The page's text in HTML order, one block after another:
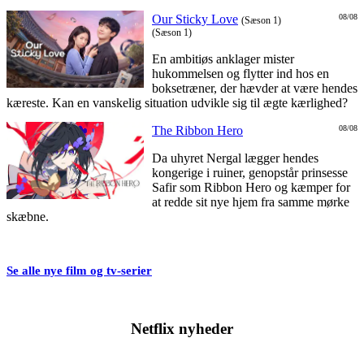
08/08
Our Sticky Love (Sæson 1)
(Sæson 1)
En ambitiøs anklager mister
hukommelsen og flytter ind hos en
boksetræner, der hævder at være hendes
kæreste. Kan en vanskelig situation udvikle sig til ægte kærlighed?
08/08
The Ribbon Hero
Da uhyret Nergal lægger hendes
kongerige i ruiner, genopstår prinsesse
Safir som Ribbon Hero og kæmper for
at redde sit nye hjem fra samme mørke
skæbne.
Se alle nye film og tv-serier
Netflix nyheder